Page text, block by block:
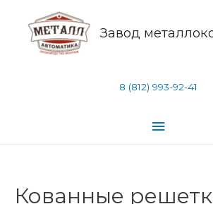
Завод
8 (812) 993-92-41
Кованные